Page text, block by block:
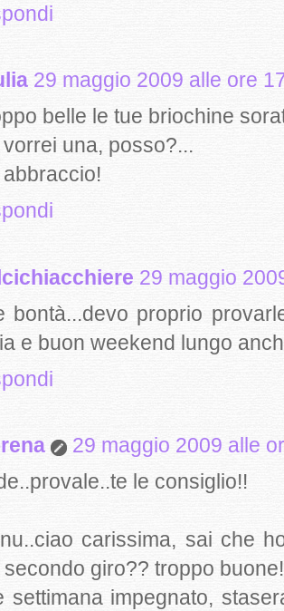
29 maggio 2009 alle ore
belle le tue briochine
una, posso?...
29 maggio
bontà...devo proprio
e buon weekend lungo
29 maggio 2009 alle
le consiglio!!
carissima, sai che
secondo giro?? troppo
settimana impegnato,